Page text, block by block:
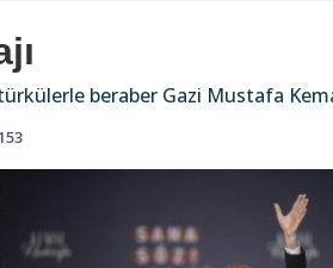
türkülerle beraber Gazi Mustafa